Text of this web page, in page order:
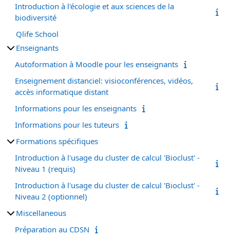
Introduction à l'écologie et aux sciences de la
biodiversité
Qlife School
Enseignants
Autoformation à Moodle pour les enseignants
Enseignement distanciel: visioconférences, vidéos,
accès informatique distant
Informations pour les enseignants
Informations pour les tuteurs
Formations spécifiques
Introduction à l'usage du cluster de calcul 'Bioclust' -
Niveau 1 (requis)
Introduction à l'usage du cluster de calcul 'Bioclust' -
Niveau 2 (optionnel)
Miscellaneous
Préparation au CDSN